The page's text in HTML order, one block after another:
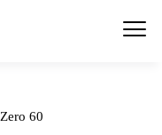
Zero 60